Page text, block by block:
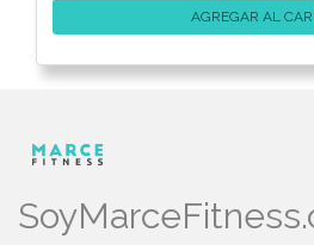
AGREGAR AL